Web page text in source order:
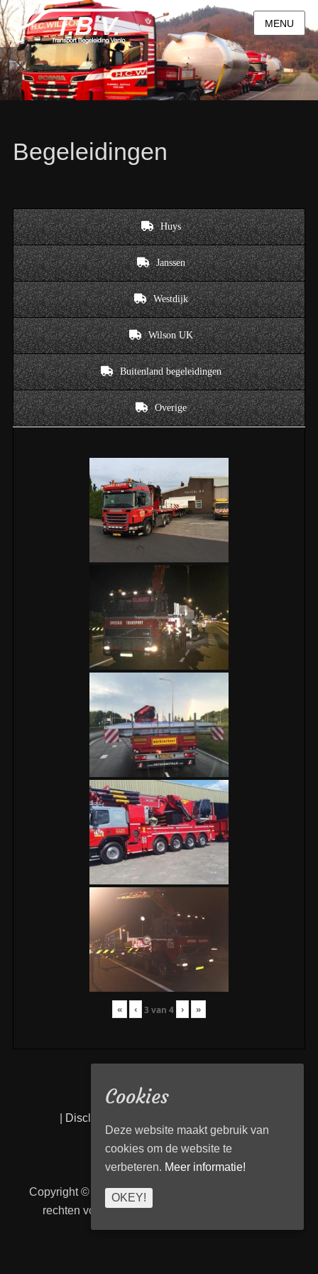
MENU
Begeleidingen
Huys
Janssen
Westdijk
Wilson UK
Buitenland begeleidingen
Overige
« ‹ 3van 4 › »
Disclaimer
Copyright © 2026Transport Begeleiding Venlo
rechten voorbehouden. | TBVenlo door
Cookies
Deze website maakt gebruik van
cookies om de website te
verbeteren. Meer informatie!
OKEY!